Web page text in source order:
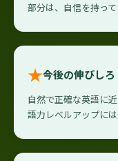
部分は、自信を持っ
★今後の伸びしろ
自然で正確な英語に
語力レベルアップには